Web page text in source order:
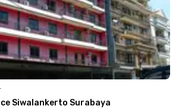
Siwalankerto Surabaya